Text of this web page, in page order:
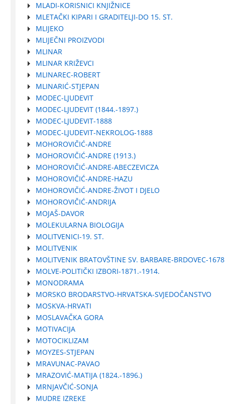
MLADI-KORISNICI KNJIŽNICE
MLETAČKI KIPARI I GRADITELJI-DO 15. ST.
MLIJEKO
MLIJEČNI PROIZVODI
MLINAR
MLINAR KRIŽEVCI
MLINAREC-ROBERT
MLINARIĆ-STJEPAN
MODEC-LJUDEVIT
MODEC-LJUDEVIT (1844.-1897.)
MODEC-LJUDEVIT-1888
MODEC-LJUDEVIT-NEKROLOG-1888
MOHOROVIČIĆ-ANDRE
MOHOROVIČIĆ-ANDRE (1913.)
MOHOROVIČIĆ-ANDRE-ABECZEVICZA
MOHOROVIČIĆ-ANDRE-HAZU
MOHOROVIČIĆ-ANDRE-ŽIVOT I DJELO
MOHOROVIČIĆ-ANDRIJA
MOJAŠ-DAVOR
MOLEKULARNA BIOLOGIJA
MOLITVENICI-19. ST.
MOLITVENIK
MOLITVENIK BRATOVŠTINE SV. BARBARE-BRDOVEC-
MOLVE-POLITIČKI IZBORI-1871.-1914.
MONODRAMA
MORSKO BRODARSTVO-HRVATSKA-SVJEDOČANSTVO
MOSKVA-HRVATI
MOSLAVAČKA GORA
MOTIVACIJA
MOTOCIKLIZAM
MOYZES-STJEPAN
MRAVUNAC-PAVAO
MRAZOVIĆ-MATIJA (1824.-1896.)
MRNJAVČIĆ-SONJA
MUDRE IZREKE